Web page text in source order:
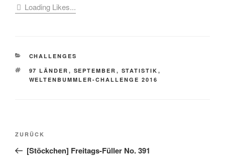
Loading Likes...
KATEGORIEN
CHALLENGES
SCHLAGWÖRTER
97 LÄNDER , SEPTEMBER , STATISTIK ,
WELTENBUMMLER-CHALLENGE 2016
Beitragsnavigation
Vorheriger
Beitrag
ZURÜCK
[Stöckchen] Freitags-Füller No. 391